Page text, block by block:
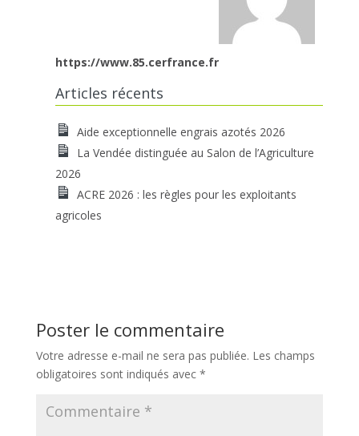
https://www.85.cerfrance.fr
Articles récents
Aide exceptionnelle engrais azotés 2026
La Vendée distinguée au Salon de l’Agriculture
2026
ACRE 2026 : les règles pour les exploitants
agricoles
Poster le commentaire
Votre adresse e-mail ne sera pas publiée. Les champs
obligatoires sont indiqués avec *